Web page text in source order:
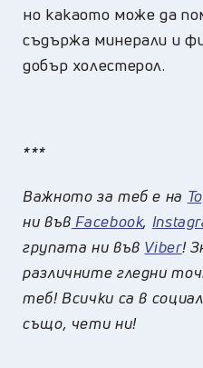
но какаото може да
съдържа минерали и
добър холестерол.
***
Важното за теб е на
ни във Facebook,
групата ни във Viber!
различните гледни
теб! Всички са в
също, чети ни!